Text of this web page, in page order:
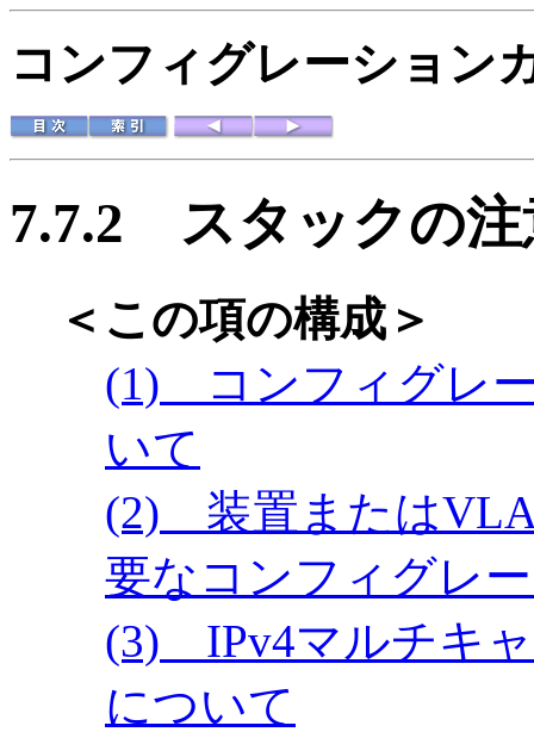
コンフィグレーション
7.7.2 スタックの
＜この項の構成＞
(1) コンフィグレ
いて
(2) 装置または
要なコンフィグレ
(3) IPv4マルチキ
について